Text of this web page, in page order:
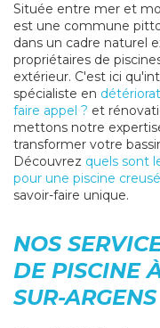
Située entre mer et
est une commune
dans un cadre naturel
propriétaires de
extérieur. C'est ici
spécialiste en
faire appel ? et
mettons notre
transformer votre
Découvrez quels sont
pour une piscine
savoir-faire unique.
NOS
DE PISCINE
SUR-ARGENS